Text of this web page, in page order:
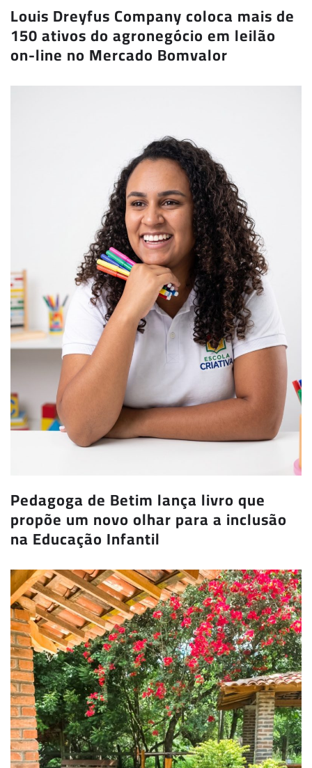
Louis Dreyfus Company coloca mais de
150 ativos do agronegócio em leilão
on-line no Mercado Bomvalor
Pedagoga de Betim lança livro que
propõe um novo olhar para a inclusão
na Educação Infantil